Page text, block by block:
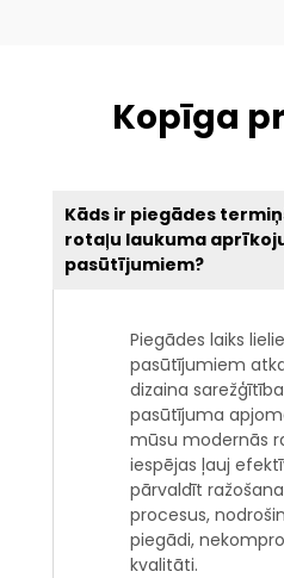
Kopīga
Kāds ir piegādes
rotaļu laukuma
pasūtījumiem?
Piegādes laiks
pasūtījumiem
dizaina
pasūtījuma
mūsu modernās
iespējas ļauj
pārvaldīt
procesus,
piegādi,
kvalitāti.